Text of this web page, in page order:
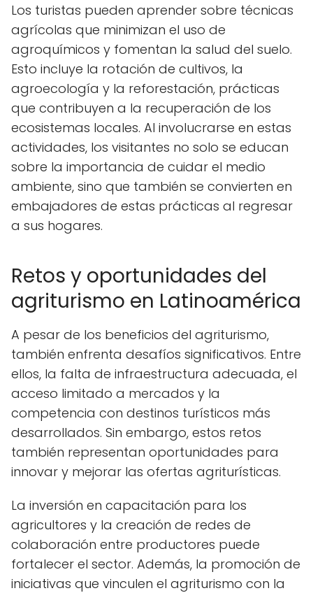
Los turistas pueden aprender sobre técnicas
agrícolas que minimizan el uso de
agroquímicos y fomentan la salud del suelo.
Esto incluye la rotación de cultivos, la
agroecología y la reforestación, prácticas
que contribuyen a la recuperación de los
ecosistemas locales. Al involucrarse en estas
actividades, los visitantes no solo se educan
sobre la importancia de cuidar el medio
ambiente, sino que también se convierten en
embajadores de estas prácticas al regresar
a sus hogares.
Retos y oportunidades del
agriturismo en Latinoamérica
A pesar de los beneficios del agriturismo,
también enfrenta desafíos significativos. Entre
ellos, la falta de infraestructura adecuada, el
acceso limitado a mercados y la
competencia con destinos turísticos más
desarrollados. Sin embargo, estos retos
también representan oportunidades para
innovar y mejorar las ofertas agriturísticas.
La inversión en capacitación para los
agricultores y la creación de redes de
colaboración entre productores puede
fortalecer el sector. Además, la promoción de
iniciativas que vinculen el agriturismo con la